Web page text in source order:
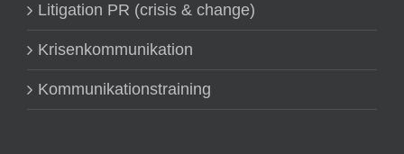
Litigation PR (crisis & change)
Krisenkommunikation
Kommunikationstraining